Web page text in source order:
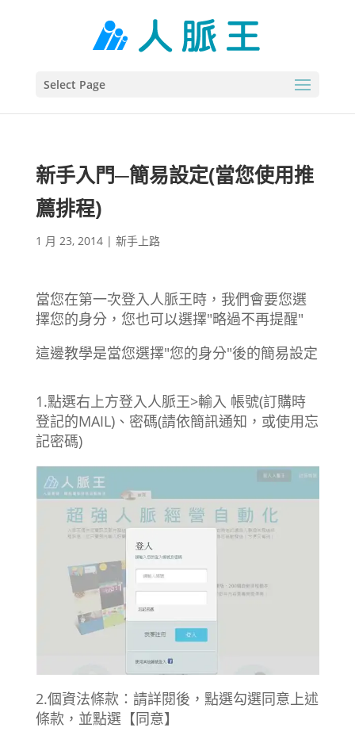
Select Page
新手入門─簡易設定(當您使用推
薦排程)
1 月 23, 2014| 新手上路
當您在第一次登入人脈王時，我們會要您選
擇您的身分，您也可以選擇"略過不再提醒"
這邊教學是當您選擇"您的身分"後的簡易設定
1.點選右上方登入人脈王>輸入 帳號(訂購時
登記的MAIL)、密碼(請依簡訊通知，或使用忘
記密碼)
2.個資法條款：請詳閱後，點選勾選同意上述
條款，並點選【同意】